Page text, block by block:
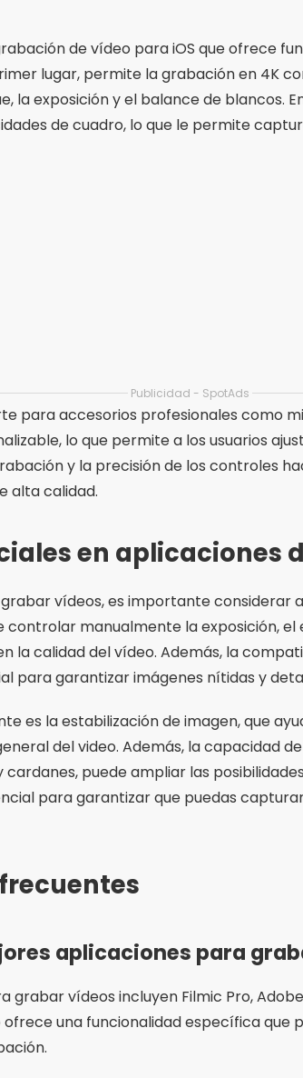
y la precisión de los controles
alta calidad.
en aplicaciones
aplicaciones para
grabar vídeos incluyen Filmic Pro,
ofrece una funcionalidad específica que
aplicación de grabación
el enfoque y el balance de blancos,
vídeos de mejor calidad y mayor
aplicación para grabar
los controles manuales
accesorios externos y la integración
grabación de vídeo son
de video, como Open Camera, son
tener un costo. Es importante
aplicación antes de tomar una decisión.